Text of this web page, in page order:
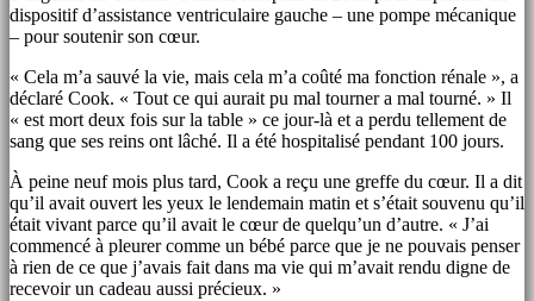
dispositif d’assistance ventriculaire gauche – une pompe mécanique
– pour soutenir son cœur.
« Cela m’a sauvé la vie, mais cela m’a coûté ma fonction rénale », a
déclaré Cook. « Tout ce qui aurait pu mal tourner a mal tourné. » Il
« est mort deux fois sur la table » ce jour-là et a perdu tellement de
sang que ses reins ont lâché. Il a été hospitalisé pendant 100 jours.
À peine neuf mois plus tard, Cook a reçu une greffe du cœur. Il a dit
qu’il avait ouvert les yeux le lendemain matin et s’était souvenu qu’il
était vivant parce qu’il avait le cœur de quelqu’un d’autre. « J’ai
commencé à pleurer comme un bébé parce que je ne pouvais penser
à rien de ce que j’avais fait dans ma vie qui m’avait rendu digne de
recevoir un cadeau aussi précieux. »